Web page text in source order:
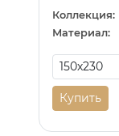
Коллекция:
Материал:
Купить